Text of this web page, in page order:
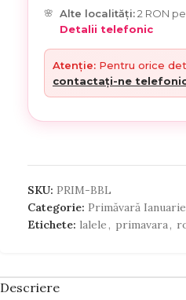
Alte localități:2 RON
Detalii telefonic
Atenție: Pentru orice
contactați-ne
SKU: PRIM-BBL
Categorie: Primăvară
Etichete: lalele , primavara ,
Descriere